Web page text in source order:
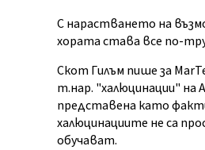
С нарастването на
хората става все по-
Скот Гилъм пише за
т.нар. "халюцинации" на
представена като
халюцинациите не са
обучават.